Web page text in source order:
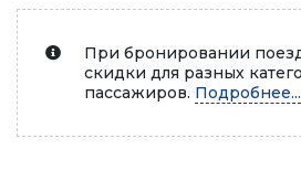
При бронировании
скидки для разных
пассажиров. Подробнее...